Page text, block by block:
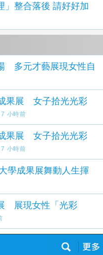
」整合落後 請好好加
多元才藝展現女性自
果展 女子拾光光彩
7 小時前
果展 女子拾光光彩
7 小時前
展現女性「光彩